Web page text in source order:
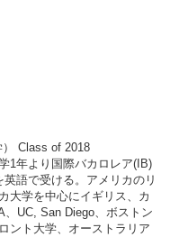
Class of 2018
1年より国際バカロレア(IB)
語で受ける。アメリカのリ
大学を中心にイギリス、カ
UC, San Diego、ボストン
ント大学、オーストラリア